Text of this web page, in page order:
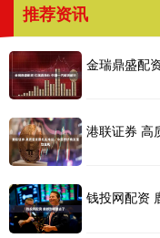
推荐资讯
金瑞鼎盛配
港联证券 高
钱投网配资